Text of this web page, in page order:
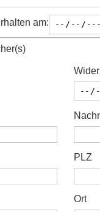
am:
PLZ
Ort